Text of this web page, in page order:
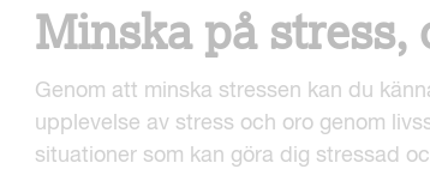
Minska på stress,
Genom att minska stressen kan du
upplevelse av stress och oro genom
situationer som kan göra dig stressad